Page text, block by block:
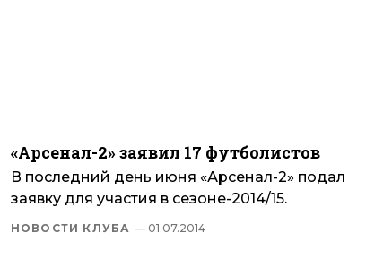
«Арсенал-2» заявил 17 футболистов
В последний день июня «Арсенал-2» подал
заявку для участия в сезоне-2014/15.
НОВОСТИ КЛУБА — 01.07.2014